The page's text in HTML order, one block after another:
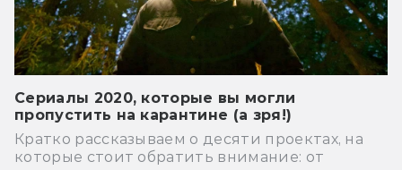
Сериалы 2020, которые вы могли
пропустить на карантине (а зря!)
Кратко рассказываем о десяти проектах, на
которые стоит обратить внимание: от